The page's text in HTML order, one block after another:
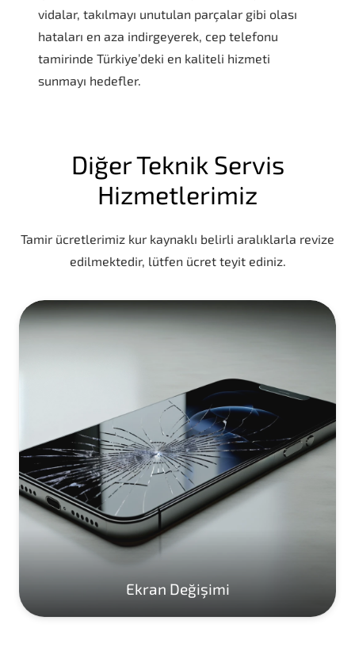
vidalar, takılmayı unutulan parçalar gibi olası
hataları en aza indirgeyerek, cep telefonu
tamirinde Türkiye’deki en kaliteli hizmeti
sunmayı hedefler.
Diğer Teknik Servis
Hizmetlerimiz
Tamir ücretlerimiz kur kaynaklı belirli aralıklarla revize
edilmektedir, lütfen ücret teyit ediniz.
Ekran Değişimi